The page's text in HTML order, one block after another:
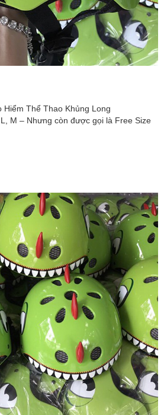
Hiểm Thể Thao Khủng Long
M – Nhưng còn được gọi là Free Size